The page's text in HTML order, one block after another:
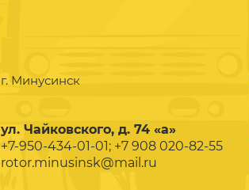
г. Минусинск
ул. Чайковского, д. 74 «а»
+7-950-434-01-01; +7 908 020-82-55
rotor.minusinsk@mail.ru